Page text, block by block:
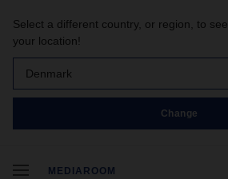
Select a different country, or region, to
your location!
Denmark
Change
MEDIAROOM